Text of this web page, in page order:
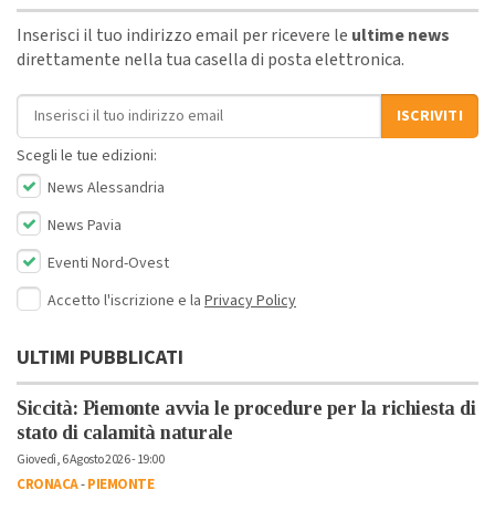
Inserisci il tuo indirizzo email per ricevere le ultime news
direttamente nella tua casella di posta elettronica.
Indirizzo email
ISCRIVITI
Scegli le tue edizioni:
News Alessandria
News Pavia
Eventi Nord-Ovest
Accetto l'iscrizione e la Privacy Policy
ULTIMI PUBBLICATI
Siccità: Piemonte avvia le procedure per la richiesta di
stato di calamità naturale
Giovedì, 6 Agosto 2026 - 19:00
CRONACA-PIEMONTE